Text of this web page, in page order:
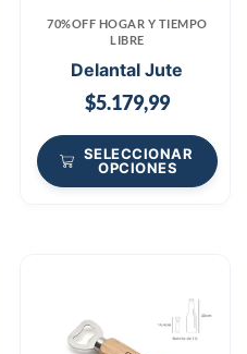
70%OFF HOGAR Y TIEMPO
LIBRE
Delantal Jute
$5.179,99
SELECCIONAR
OPCIONES